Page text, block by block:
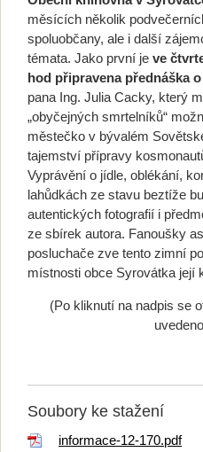
měsících několik
spoluobčany, ale i další
témata. Jako první je ve
hod připravena přednáška
pana Ing. Julia Cacky, který
„obyčejných smrtelníků“
městečko v bývalém
tajemství přípravy
Vyprávění o jídle, oblékání,
lahůdkách ze stavu beztíže
autentických fotografií i
ze sbírek autora. Fanoušky
posluchače zve tento zimní
místnosti obce Syrovátka její
(Po kliknutí na nadpis se
Soubory ke stažení
informace-12-170.pdf